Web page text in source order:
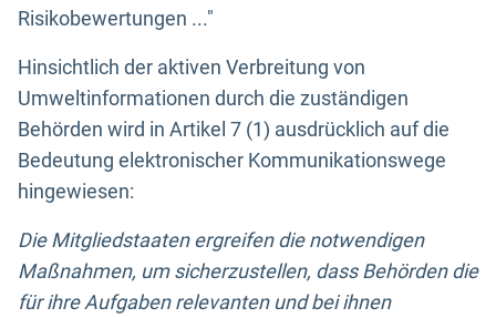
Risikobewertungen ..."
Hinsichtlich der aktiven Verbreitung von
Umweltinformationen durch die zuständigen
Behörden wird in Artikel 7 (1) ausdrücklich auf die
Bedeutung elektronischer Kommunikationswege
hingewiesen:
Die Mitgliedstaaten ergreifen die notwendigen
Maßnahmen, um sicherzustellen, dass Behörden die
für ihre Aufgaben relevanten und bei ihnen